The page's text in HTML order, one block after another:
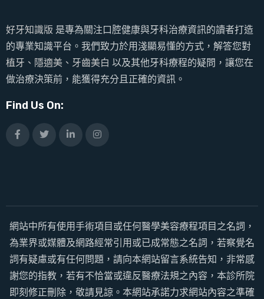
好牙知識版 是專為關注口腔健康與牙科治療資訊的讀者打造
的專業知識平台。我們致力於用淺顯易懂的方式，解答您對
植牙、隱適美、牙齒美白 以及其他牙科療程的疑問，讓您在
做治療決策前，能獲得充分且正確的資訊。
Find Us On:
網站中所有使用手術項目或任何醫學美容療程項目之名詞，
為業界或媒體及網路經常引用或已成常態之名詞，若察覺名
詞有疑慮或有任何問題，請向本網站留言系統告知，非常感
謝您的指教，若有不恰當或違反醫療法規之內容，本診所院
即刻修正刪除，敬請見諒。本網站承諾力求網站內容之準確